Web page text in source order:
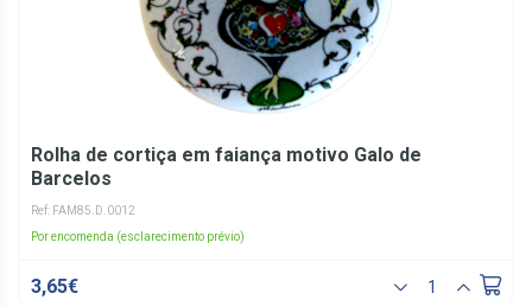
Rolha de cortiça em faiança motivo Galo de
Barcelos
Ref: FAM85.D.0012
Por encomenda (esclarecimento prévio)
3,65€